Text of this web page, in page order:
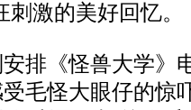
激的美好回忆。
《怪兽大学》
毛怪大眼仔的惊